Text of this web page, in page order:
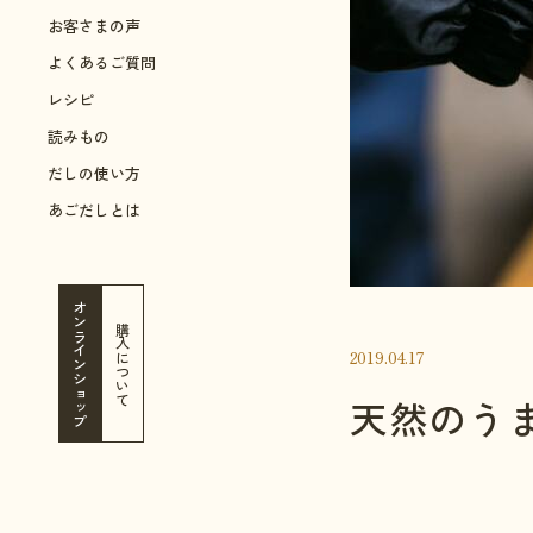
お客さまの声
よくあるご質問
レシピ
読みもの
だしの使い方
あごだしとは
オンラインショップ 購入について 2019.04.17
天然のう